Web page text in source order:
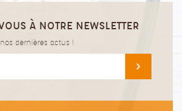
À NOTRE NEWSLETTER
dernières actus !